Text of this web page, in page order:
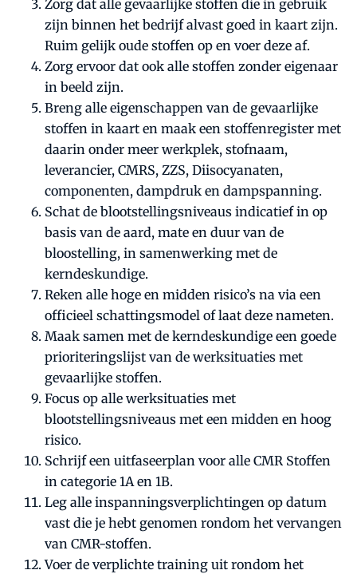
Zorg dat alle gevaarlijke stoffen die in gebruik
zijn binnen het bedrijf alvast goed in kaart zijn.
Ruim gelijk oude stoffen op en voer deze af.
Zorg ervoor dat ook alle stoffen zonder eigenaar
in beeld zijn.
Breng alle eigenschappen van de gevaarlijke
stoffen in kaart en maak een stoffenregister met
daarin onder meer werkplek, stofnaam,
leverancier, CMRS, ZZS, Diisocyanaten,
componenten, dampdruk en dampspanning.
Schat de blootstellingsniveaus indicatief in op
basis van de aard, mate en duur van de
bloostelling, in samenwerking met de
kerndeskundige.
Reken alle hoge en midden risico’s na via een
officieel schattingsmodel of laat deze nameten.
Maak samen met de kerndeskundige een goede
prioriteringslijst van de werksituaties met
gevaarlijke stoffen.
Focus op alle werksituaties met
blootstellingsniveaus met een midden en hoog
risico.
Schrijf een uitfaseerplan voor alle CMR Stoffen
in categorie 1A en 1B.
Leg alle inspanningsverplichtingen op datum
vast die je hebt genomen rondom het vervangen
van CMR-stoffen.
Voer de verplichte training uit rondom het